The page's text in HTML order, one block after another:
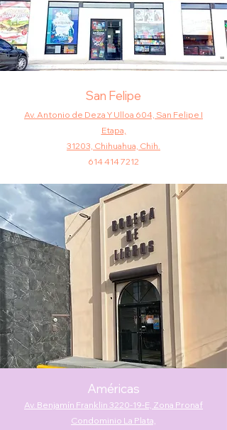
San Felipe
Av. Antonio de Deza Y Ulloa 604, San Felipe I
Etapa,
31203, Chihuahua, Chih.
614 414 7212
Américas
Av. Benjamín Franklin 3220-19-E, Zona Pronaf
Condominio La Plata,